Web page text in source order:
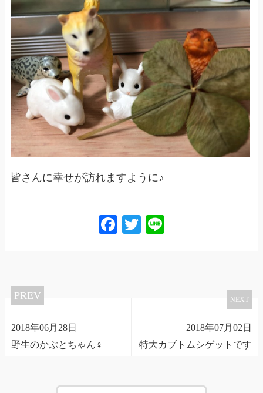
皆さんに幸せが訪れますように♪
Facebook
Twitter
PREV
2018年06月28日
野生のかぶとちゃん♀
NEXT
2018年07月02日
特大カブトムシゲットです